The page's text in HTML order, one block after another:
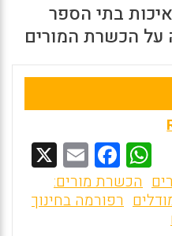
בתי הספר
על הכשרת המורים
W
h
at
F
a
ce
E
m
ai
הכשרת מורים:
רפורמה בחינוך